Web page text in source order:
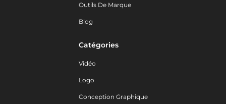
Outils De Marque
Blog
Catégories
Vidéo
Logo
Conception Graphique